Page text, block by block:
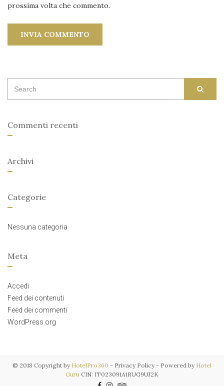
prossima volta che commento.
for:
Commenti recenti
Archivi
Categorie
Nessuna categoria
Meta
Accedi
Feed dei contenuti
Feed dei commenti
WordPress.org
© 2018 Copyright by HotelPro360 - Privacy Policy - Powered by Hotel
Guru CIN: IT023091A1RUG9UJ2K